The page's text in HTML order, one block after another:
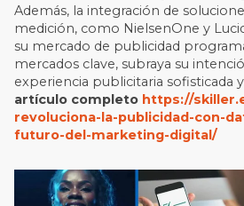
Además, la integración de
medición, como NielsenOne y
su mercado de publicidad
mercados clave, subraya su
experiencia publicitaria sofisticada
artículo completo https://
revoluciona-la-publicidad-con-
futuro-del-marketing-digital/